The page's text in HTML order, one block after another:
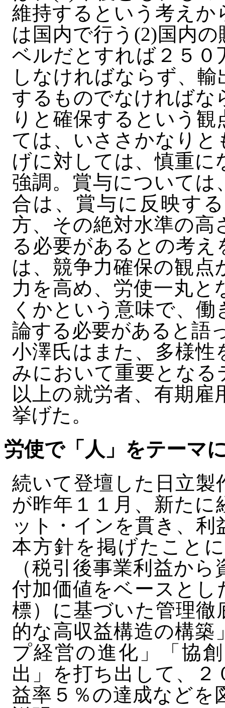
維持するという考えか
は国内で行う(2)国内
ベルだとすれば２５０
しなければならず、
するものでなければな
りと確保するという
ては、いささかなりと
げに対しては、慎重
強調。賞与については
合は、賞与に反映す
方、その絶対水準の高
る必要があるとの考
は、競争力確保の観
力を高め、労使一丸
くかという意味で、
論する必要があると語
小澤氏はまた、多様性
みにおいて重要となる
以上の就労者、有期
挙げた。
労使で「人」をテーマ
続いて登壇した日立製
が昨年１１月、新た
ット・インを貫き、
本方針を掲げたこと
（税引後事業利益か
付加価値をベースとし
標）に基づいた管理徹
的な高収益構造の構
プ経営の進化」「協
出」を打ち出して、
益率５％の達成などを